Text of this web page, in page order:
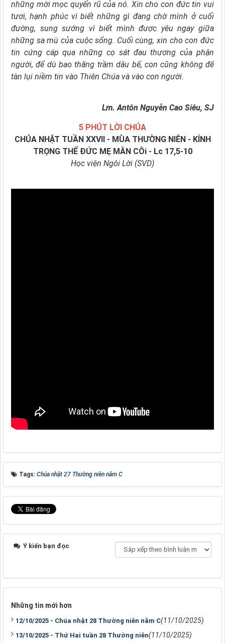
những mời mọc quyến rũ của nó. Xin cho con đức tin vui
tươi, hạnh phúc vì biết những gì đang chờ mình ở cuối
đường, sung sướng vì biết mình được yêu ngay giữa
những sa mù của cuộc sống. Cuối cùng, xin cho con đức
tin cứng cáp qua những cọ sát đau thương của phận
người, để dù bao thăng trầm dâu bể, con cũng không để
tàn lụi niềm tin vào Thiên Chúa và vào con người.
Lm. Antôn Nguyễn Cao Siêu, SJ
5 PHÚT LỜI CHÚA
CHÚA NHẬT TUẦN XXVII - MÙA THƯỜNG NIÊN - KÍNH
TRỌNG THỂ ĐỨC MẸ MÂN CÔi - Lc 17,5-10
Học viện Ngôi Lời (SVD)
Tags: Chúa nhật 27 Thường niên năm C
Ý kiến bạn đọc
Những tin mới hơn
12/10/2025 - Chúa nhật 28 Thường niên năm C(11/10/2025)
13/10/2025 - Thứ Hai tuần 28 Thường niên(11/10/2025)